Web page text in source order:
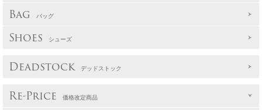
Bag バッグ
Shoes シューズ
Deadstock デッドストック
Re-Price 価格改定商品